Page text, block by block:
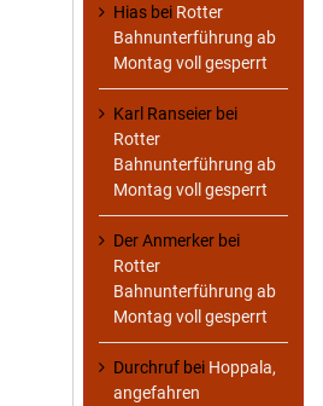
Hias bei Rotter
Bahnunterführung ab
Montag voll gesperrt
Karl Ranseier bei
Rotter
Bahnunterführung ab
Montag voll gesperrt
Der Anmerker bei
Rotter
Bahnunterführung ab
Montag voll gesperrt
Durchruf bei Hoppala,
angefahren